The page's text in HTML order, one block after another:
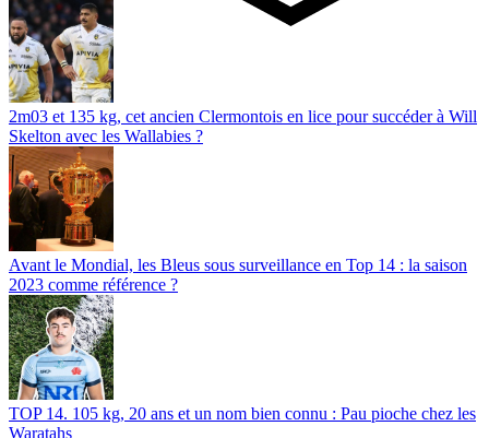
2m03 et 135 kg, cet ancien Clermontois en lice pour succéder à Will
Skelton avec les Wallabies ?
Avant le Mondial, les Bleus sous surveillance en Top 14 : la saison
2023 comme référence ?
TOP 14. 105 kg, 20 ans et un nom bien connu : Pau pioche chez les
Waratahs